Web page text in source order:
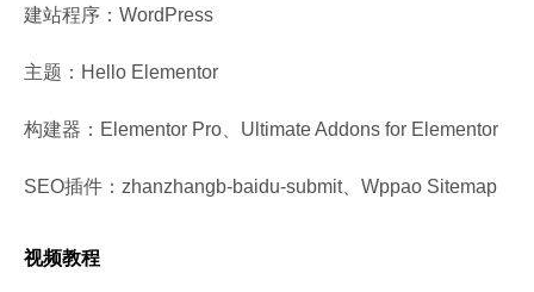
建站程序：WordPress
主题：Hello Elementor
构建器：Elementor Pro、Ultimate Addons for Elementor
SEO插件：zhanzhangb-baidu-submit、Wppao Sitemap
视频教程